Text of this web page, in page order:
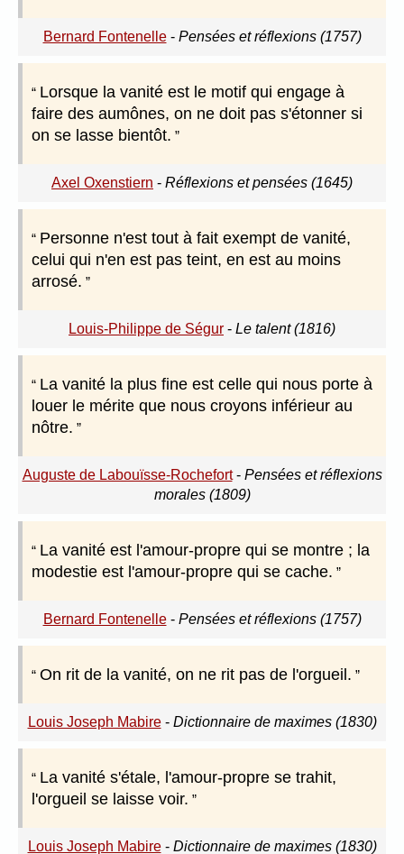
Bernard Fontenelle- Pensées et réflexions (1757)
Lorsque la vanité est le motif qui engage à
faire des aumônes, on ne doit pas s'étonner si
on se lasse bientôt.
Axel Oxenstiern - Réflexions et pensées (1645)
Personne n'est tout à fait exempt de vanité,
celui qui n'en est pas teint, en est au moins
arrosé.
Louis-Philippe de Ségur - Le talent (1816)
La vanité la plus fine est celle qui nous porte à
louer le mérite que nous croyons inférieur au
nôtre.
Auguste de Labouïsse-Rochefort- Pensées et réflexions
morales (1809)
La vanité est l'amour-propre qui se montre ; la
modestie est l'amour-propre qui se cache.
Bernard Fontenelle- Pensées et réflexions (1757)
On rit de la vanité, on ne rit pas de l'orgueil.
Louis Joseph Mabire- Dictionnaire de maximes (1830)
La vanité s'étale, l'amour-propre se trahit,
l'orgueil se laisse voir.
Louis Joseph Mabire- Dictionnaire de maximes (1830)